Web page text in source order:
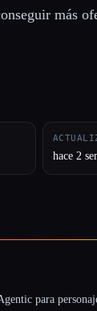
más
hace 2
para